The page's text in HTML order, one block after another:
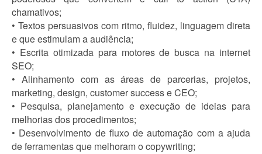
chamativos;
• Textos persuasivos com ritmo, fluidez, linguagem direta
e que estimulam a audiência;
• Escrita otimizada para motores de busca na internet
SEO;
• Alinhamento com as áreas de parcerias, projetos,
marketing, design, customer success e CEO;
• Pesquisa, planejamento e execução de ideias para
melhorias dos procedimentos;
• Desenvolvimento de fluxo de automação com a ajuda
de ferramentas que melhoram o copywriting;